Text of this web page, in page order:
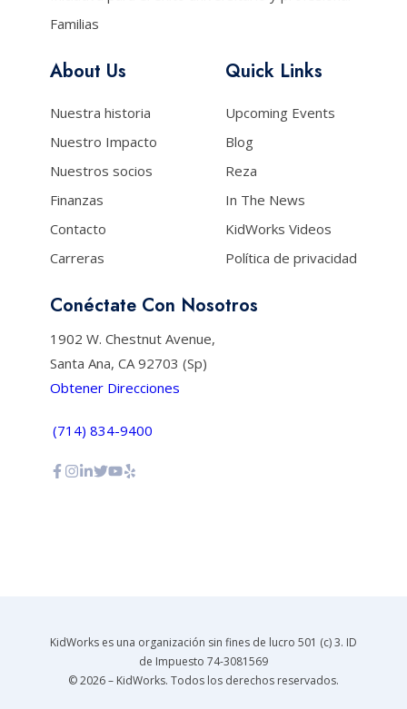
Familias
About Us
Nuestra historia
Nuestro Impacto
Nuestros socios
Finanzas
Contacto
Carreras
Quick Links
Upcoming Events
Blog
Reza
In The News
KidWorks Videos
Política de privacidad
Conéctate Con Nosotros
1902 W. Chestnut Avenue,
Santa Ana, CA 92703 (Sp)
Obtener Direcciones
(714) 834-9400
KidWorks es una organización sin fines de lucro 501 (c) 3. ID
de Impuesto 74-3081569
© 2026 – KidWorks. Todos los derechos reservados.